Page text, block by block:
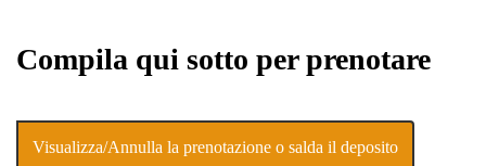
Compila qui sotto per prenotare
Visualizza/Annulla la prenotazione o salda il deposito